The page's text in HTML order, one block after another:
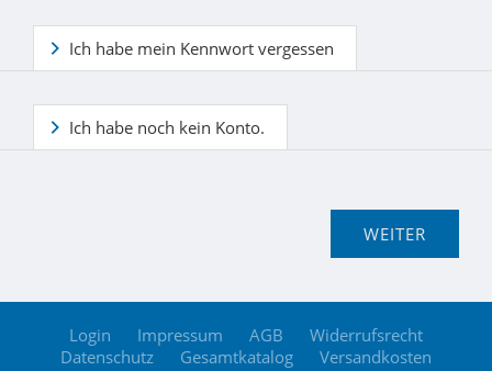
Ich habe mein Kennwort vergessen
Ich habe noch kein Konto.
Login Impressum AGB
Widerrufsrecht
Datenschutz
Gesamtkatalog
Versandkosten